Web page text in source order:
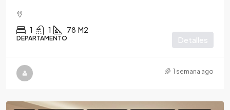
1 1 78 M2
DEPARTAMENTO Detalles
1 semana ago